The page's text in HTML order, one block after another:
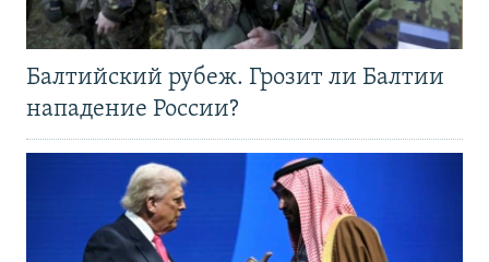
Балтийский рубеж. Грозит ли Балтии
нападение России?